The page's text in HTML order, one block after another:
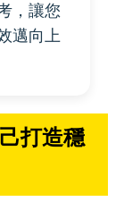
，讓您
邁向上
打造穩